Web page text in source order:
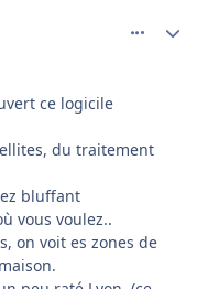
ce logicile
du traitement
bluffant
vous voulez..
on voit es zones de